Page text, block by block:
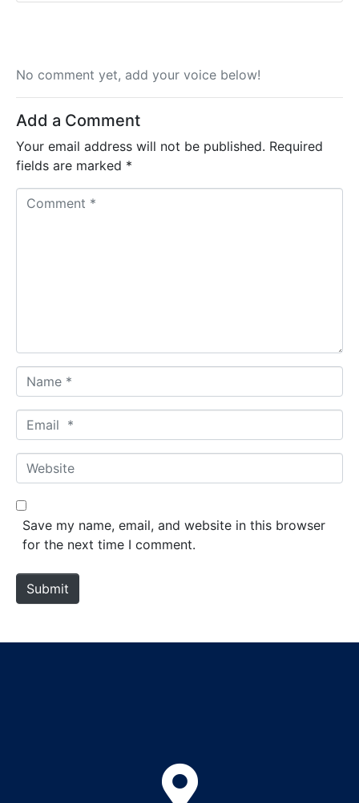
No comment yet, add your voice below!
Add a Comment
Your email address will not be published. Required
fields are marked *
a
m
*
m
a
*
W
e
b
e
Save my name, email, and website in this browser
for the next time I comment.
Submit